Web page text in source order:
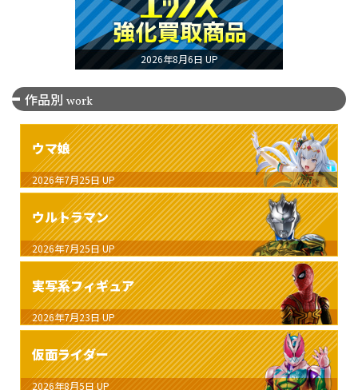
2026年8月6日 UP
作品別 work
ウマ娘
2026年7月25日 UP
ウルトラマン
2026年7月25日 UP
実写系フィギュア
2026年7月23日 UP
仮面ライダー
2026年8月5日 UP